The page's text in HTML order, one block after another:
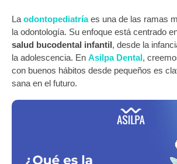
La odontopediatríaes una de las ramas
la odontología. Su enfoque está centrado
salud bucodental infantil, desde la
la adolescencia. En Asilpa Dental,
con buenos hábitos desde pequeños es
sana en el futuro.